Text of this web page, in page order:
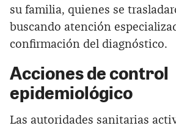
su familia, quienes se
buscando atención
confirmación del diagnóstico.
Acciones de control
epidemiológico
Las autoridades sanitarias